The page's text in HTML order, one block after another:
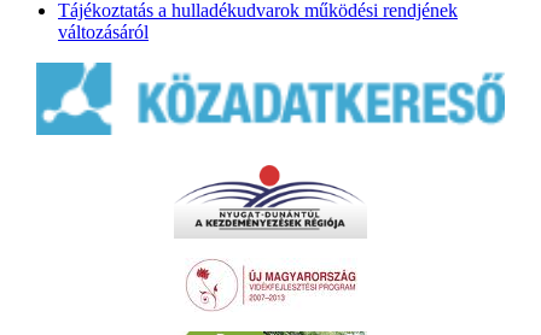
Tájékoztatás a hulladékudvarok működési rendjének
változásáról